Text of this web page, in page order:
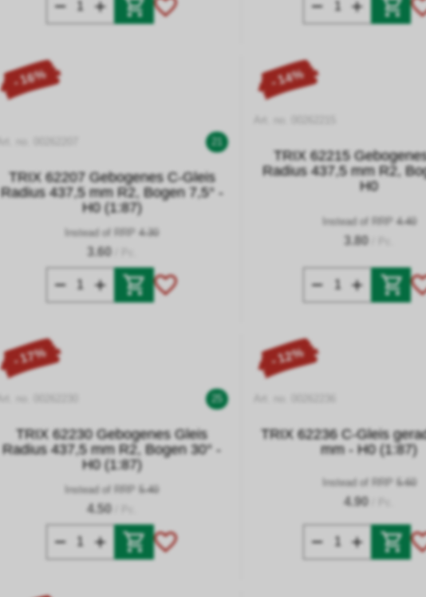
- 16%
21
TRIX 62207 Gebogenes C-Gleis
Radius 437,5 mm R2, Bogen 7,5° -
H0 (1:87)
Instead of RRP4.30
3.60
- 14%
TRIX 62215
Radius 437,5 mm R2,
H0
Instead of RRP 4.40
3.80
- 17%
25
TRIX 62230 Gebogenes Gleis
Radius 437,5 mm R2, Bogen 30° -
H0 (1:87)
Instead of RRP 5.40
4.50
- 12%
TRIX 62236 C-Gleis
mm - H0 (1:87)
Instead of RRP 5.60
4.90